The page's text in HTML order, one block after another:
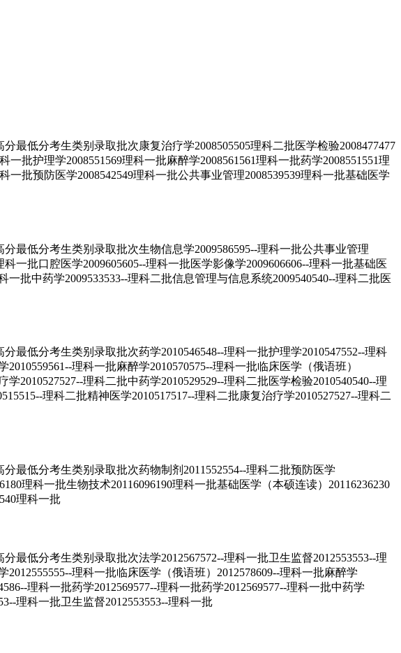
低分考生类别录取批次康复治疗学2008505505理科二批医学检验2008477477
批护理学2008551569理科一批麻醉学2008561561理科一批药学2008551551理
批预防医学2008542549理科一批公共事业管理2008539539理科一批基础医学
最低分考生类别录取批次生物信息学2009586595--理科一批公共事业管理
一批口腔医学2009605605--理科一批医学影像学2009606606--理科一批基础医
批中药学2009533533--理科二批信息管理与信息系统2009540540--理科二批医
低分考生类别录取批次药学2010546548--理科一批护理学2010547552--理科
理科一批麻醉学2010570575--理科一批临床医学（俄语班）
2010527527--理科二批中药学2010529529--理科二批医学检验2010540540--理
理科二批精神医学2010517517--理科二批康复治疗学2010527527--理科二
最低分考生类别录取批次药物制剂2011552554--理科二批预防医学
理科一批生物技术20116096190理科一批基础医学（本硕连读）20116236230
理科一批
低分考生类别录取批次法学2012567572--理科一批卫生监督2012553553--理
理科一批临床医学（俄语班）2012578609--理科一批麻醉学
理科一批药学2012569577--理科一批药学2012569577--理科一批中药学
理科一批卫生监督2012553553--理科一批